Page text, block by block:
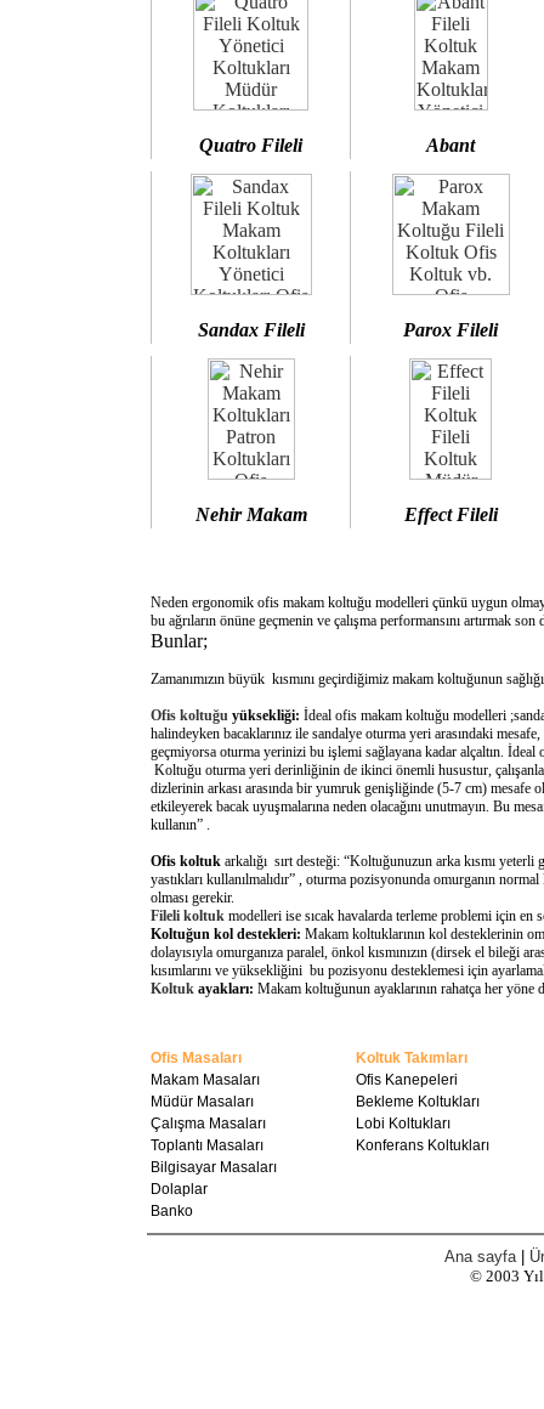
Quatro Fileli Abant
Sandax Fileli Parox Fileli
Nehir Makam Effect Fileli
Neden ergonomik ofis makam koltuğu modelleri çünkü uygun
bu ağrıların önüne geçmenin ve çalışma performansını artırmak
Bunlar;
Zamanımızın büyük kısmını geçirdiğimiz makam koltuğunun
Ofis koltuğu yüksekliği: İdeal ofis makam koltuğu modelleri
halindeyken bacaklarınız ile sandalye oturma yeri arasındaki
geçmiyorsa oturma yerinizi bu işlemi sağlayana kadar alçaltın.
Koltuğu oturma yeri derinliğinin de ikinci önemli husustur,
dizlerinin arkası arasında bir yumruk genişliğinde (5-7 cm) mesafe
etkileyerek bacak uyuşmalarına neden olacağını unutmayın. Bu
kullanın” .
Ofis koltuk arkalığı sırt desteği: “Koltuğunuzun arka kısmı
yastıkları kullanılmalıdır” , oturma pozisyonunda omurganın
olması gerekir.
Fileli koltuk modelleri ise sıcak havalarda terleme problemi için
Koltuğun kol destekleri: Makam koltuklarının kol desteklerinin
dolayısıyla omurganıza paralel, önkol kısmınızın (dirsek el bileği
kısımlarını ve yüksekliğini bu pozisyonu desteklemesi için
Koltuk ayakları: Makam koltuğunun ayaklarının rahatça her
Ofis Masaları
Koltuk Takımları
Makam Masaları
Ofis Kanepeleri
Müdür Masaları
Bekleme Koltukları
Çalışma Masaları
Lobi Koltukları
Toplantı Masaları
Konferans Koltukları
Bilgisayar Masaları
Dolaplar
Banko
Ana sayfa
© 2003